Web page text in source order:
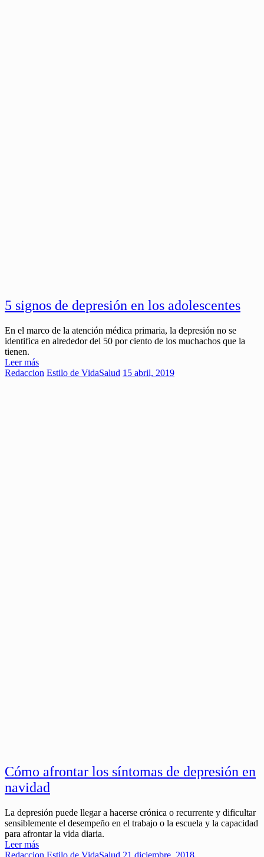
5 signos de depresión en los adolescentes
En el marco de la atención médica primaria, la depresión no se
identifica en alrededor del 50 por ciento de los muchachos que la
tienen.
Leer más
Redaccion Estilo de VidaSalud 15 abril, 2019
Cómo afrontar los síntomas de depresión en
navidad
La depresión puede llegar a hacerse crónica o recurrente y dificultar
sensiblemente el desempeño en el trabajo o la escuela y la capacidad
para afrontar la vida diaria.
Leer más
Redaccion Estilo de VidaSalud 21 diciembre, 2018